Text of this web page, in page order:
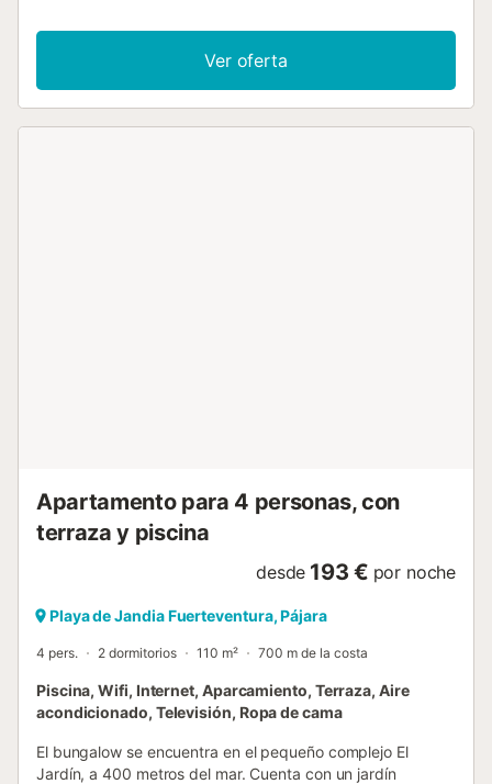
incluyen Wi-Fi con un espacio de trabajo dedicado para
oficina en casa, así como televisión. También hay una cuna
disponible para los huéspedes que la necesiten. Este
alquiler de vacaciones cuenta con una terraza descubierta
Ver oferta
Apartamento para 4 personas, con
terraza y piscina
desde 193 € por noche
Playa de Jandia Fuerteventura, Pájara
4 pers. 2 dormitorios 110 m² 700 m de la costa
Piscina, Wifi, Internet, Aparcamiento, Terraza, Aire
acondicionado, Televisión, Ropa de cama
El bungalow se encuentra en el pequeño complejo El
Jardín, a 400 metros del mar. Cuenta con un jardín